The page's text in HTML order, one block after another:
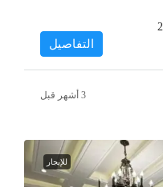
2
التفاصيل
للإيجار